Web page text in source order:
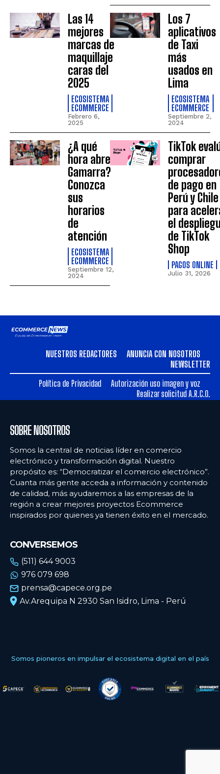
Las 14
mejores
marcas de
maquillaje
caras del
2025
ECOSISTEMA
ECOMMERCE
Febrero 6,
2025
Los 7
aplicativos
de Taxi
más
usados en
Lima
ECOSISTEMA
ECOMMERCE
Septiembre 2,
2024
¿A qué
hora abre
Gamarra?
Conozca
sus
horarios
de
atención
ECOSISTEMA
ECOMMERCE
Septiembre 12,
2024
TikTok
comprar
de pago en
Perú y Chile
para
el
de TikTok
Shop
PAGOS ONLINE
Julio 31, 2026
NUESTROS REDACTORES
ANUNCIA CON NOSOTROS
NEWSLETTER
Política de Privacidad
Autorización uso imagen y voz
Realizar solicitud A.R.C.O.
SOBRE NOSOTROS
Somos la central de noticias líder en comercio
electrónico y transformación digital. Nuestro
propósito es: “Democratizar el comercio electrónico”.
Cuanta más gente acceda a información y contenido
de calidad, más ayudaremos a las empresas de la
región a crear mejores proyectos Ecommerce
inspirados por quienes ya tienen éxito en el mercado.
CONVERSEMOS
(511) 644 9003
976 079 698
prensa@capece.org.pe
Av.Arequipa N 2930 San Isidro, Lima - Perú
Somos pioneros en impulsar el ecosistema digital en el país